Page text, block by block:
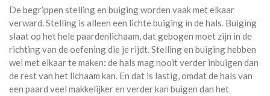
De begrippen stelling en buiging worden vaak met elkaar
verward. Stelling is alleen een lichte buiging in de hals. Buiging
slaat op het hele paardenlichaam, dat gebogen moet zijn in de
richting van de oefening die je rijdt. Stelling en buiging hebben
wel met elkaar te maken: de hals mag nooit verder inbuigen dan
de rest van het lichaam kan. En dat is lastig, omdat de hals van
een paard veel makkelijker en verder kan buigen dan het